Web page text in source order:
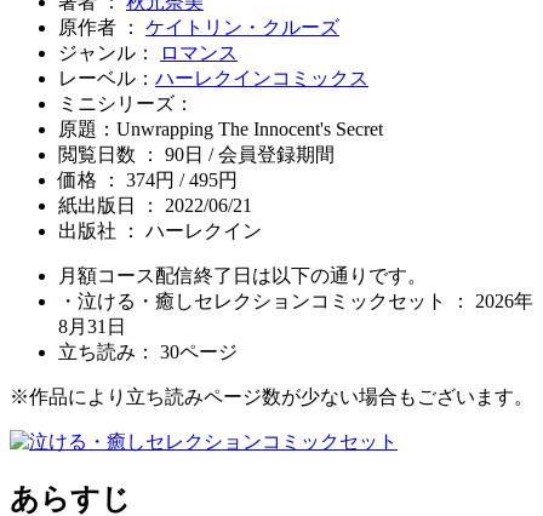
原作者 ： ケイトリン・クルーズ
ジャンル：
ロマンス
レーベル： ハーレクインコミックス
ミニシリーズ：
原題：Unwrapping The Innocent's Secret
閲覧日数 ： 90日 / 会員登録期間
価格 ： 374円 / 495円
紙出版日 ： 2022/06/21
出版社 ： ハーレクイン
月額コース配信終了日は以下の通りです。
・泣ける・癒しセレクションコミックセット ： 2026年
8月31日
立ち読み： 30ページ
※作品により立ち読みページ数が少ない場合もございます。
あらすじ